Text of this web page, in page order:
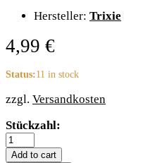
Hersteller: Trixie
4,99 €
Status:11 in stock
zzgl. Versandkosten
Trixie
Food-
Ball
Stückzahl:
Add to cart